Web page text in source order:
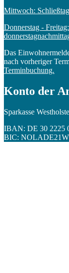
Mittwoch:
Donnerstag -
Das
nach vorheriger
Terminbuchung.
Konto der
Sparkasse
IBAN: DE 30 2225
BIC: